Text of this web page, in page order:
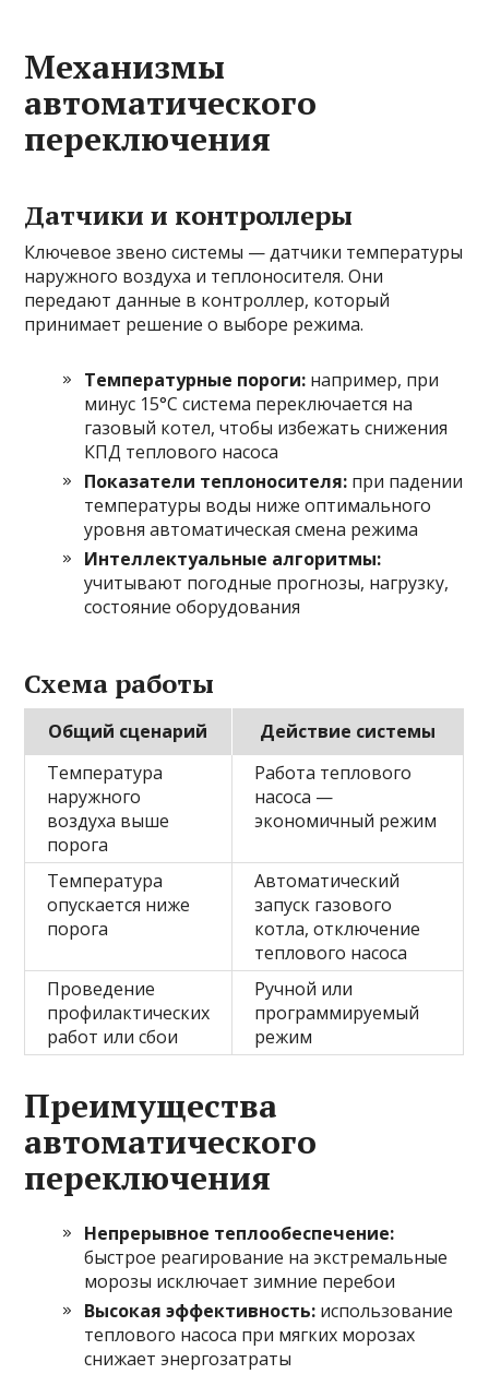
Механизмы
автоматического
переключения
Датчики и контроллеры
Ключевое звено системы — датчики температуры
наружного воздуха и теплоносителя. Они
передают данные в контроллер, который
принимает решение о выборе режима.
Температурные пороги: например, при
минус 15°C система переключается на
газовый котел, чтобы избежать снижения
КПД теплового насоса
Показатели теплоносителя: при падении
температуры воды ниже оптимального
уровня автоматическая смена режима
Интеллектуальные алгоритмы:
учитывают погодные прогнозы, нагрузку,
состояние оборудования
Схема работы
Общий сценарий
Действие системы
Температура
наружного
воздуха выше
порога
Работа теплового
насоса —
экономичный режим
Температура
опускается ниже
порога
Автоматический
запуск газового
котла, отключение
теплового насоса
Проведение
профилактических
работ или сбои
Ручной или
программируемый
режим
Преимущества
автоматического
переключения
Непрерывное теплообеспечение:
быстрое реагирование на экстремальные
морозы исключает зимние перебои
Высокая эффективность: использование
теплового насоса при мягких морозах
снижает энергозатраты